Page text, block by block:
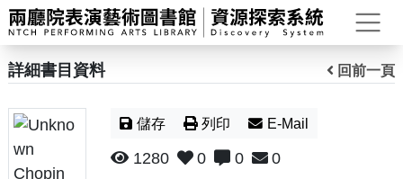
打
詳細書目資料 回前一頁
儲存 列印 E-Mail
1280 0 0 0